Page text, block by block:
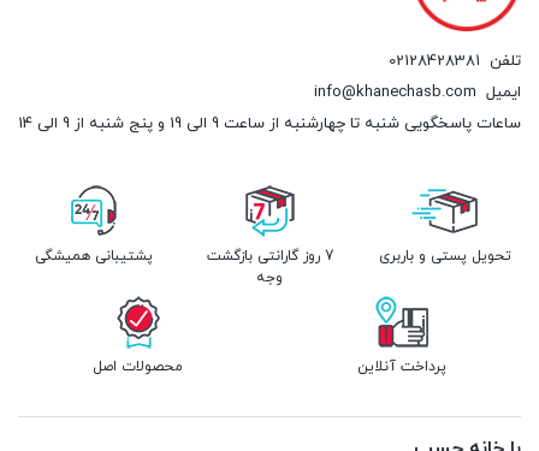
تلفن 02128428381
ایمیل info@khanechasb.com
ساعات پاسخگویی شنبه تا چهارشنبه از ساعت 9 الی 19 و پنج شنبه از 9 الی 14
تحویل پستی و باربری
7 روز گارانتی بازگشت
وجه
پشتیبانی همیشگی
پرداخت آنلاین محصولات اصل